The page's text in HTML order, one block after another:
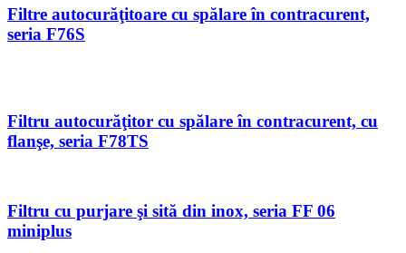
Filtre autocurăţitoare cu spălare în contracurent,
seria F76S
Filtru autocurăţitor cu spălare în contracurent, cu
flanşe, seria F78TS
Filtru cu purjare şi sită din inox, seria FF 06
miniplus